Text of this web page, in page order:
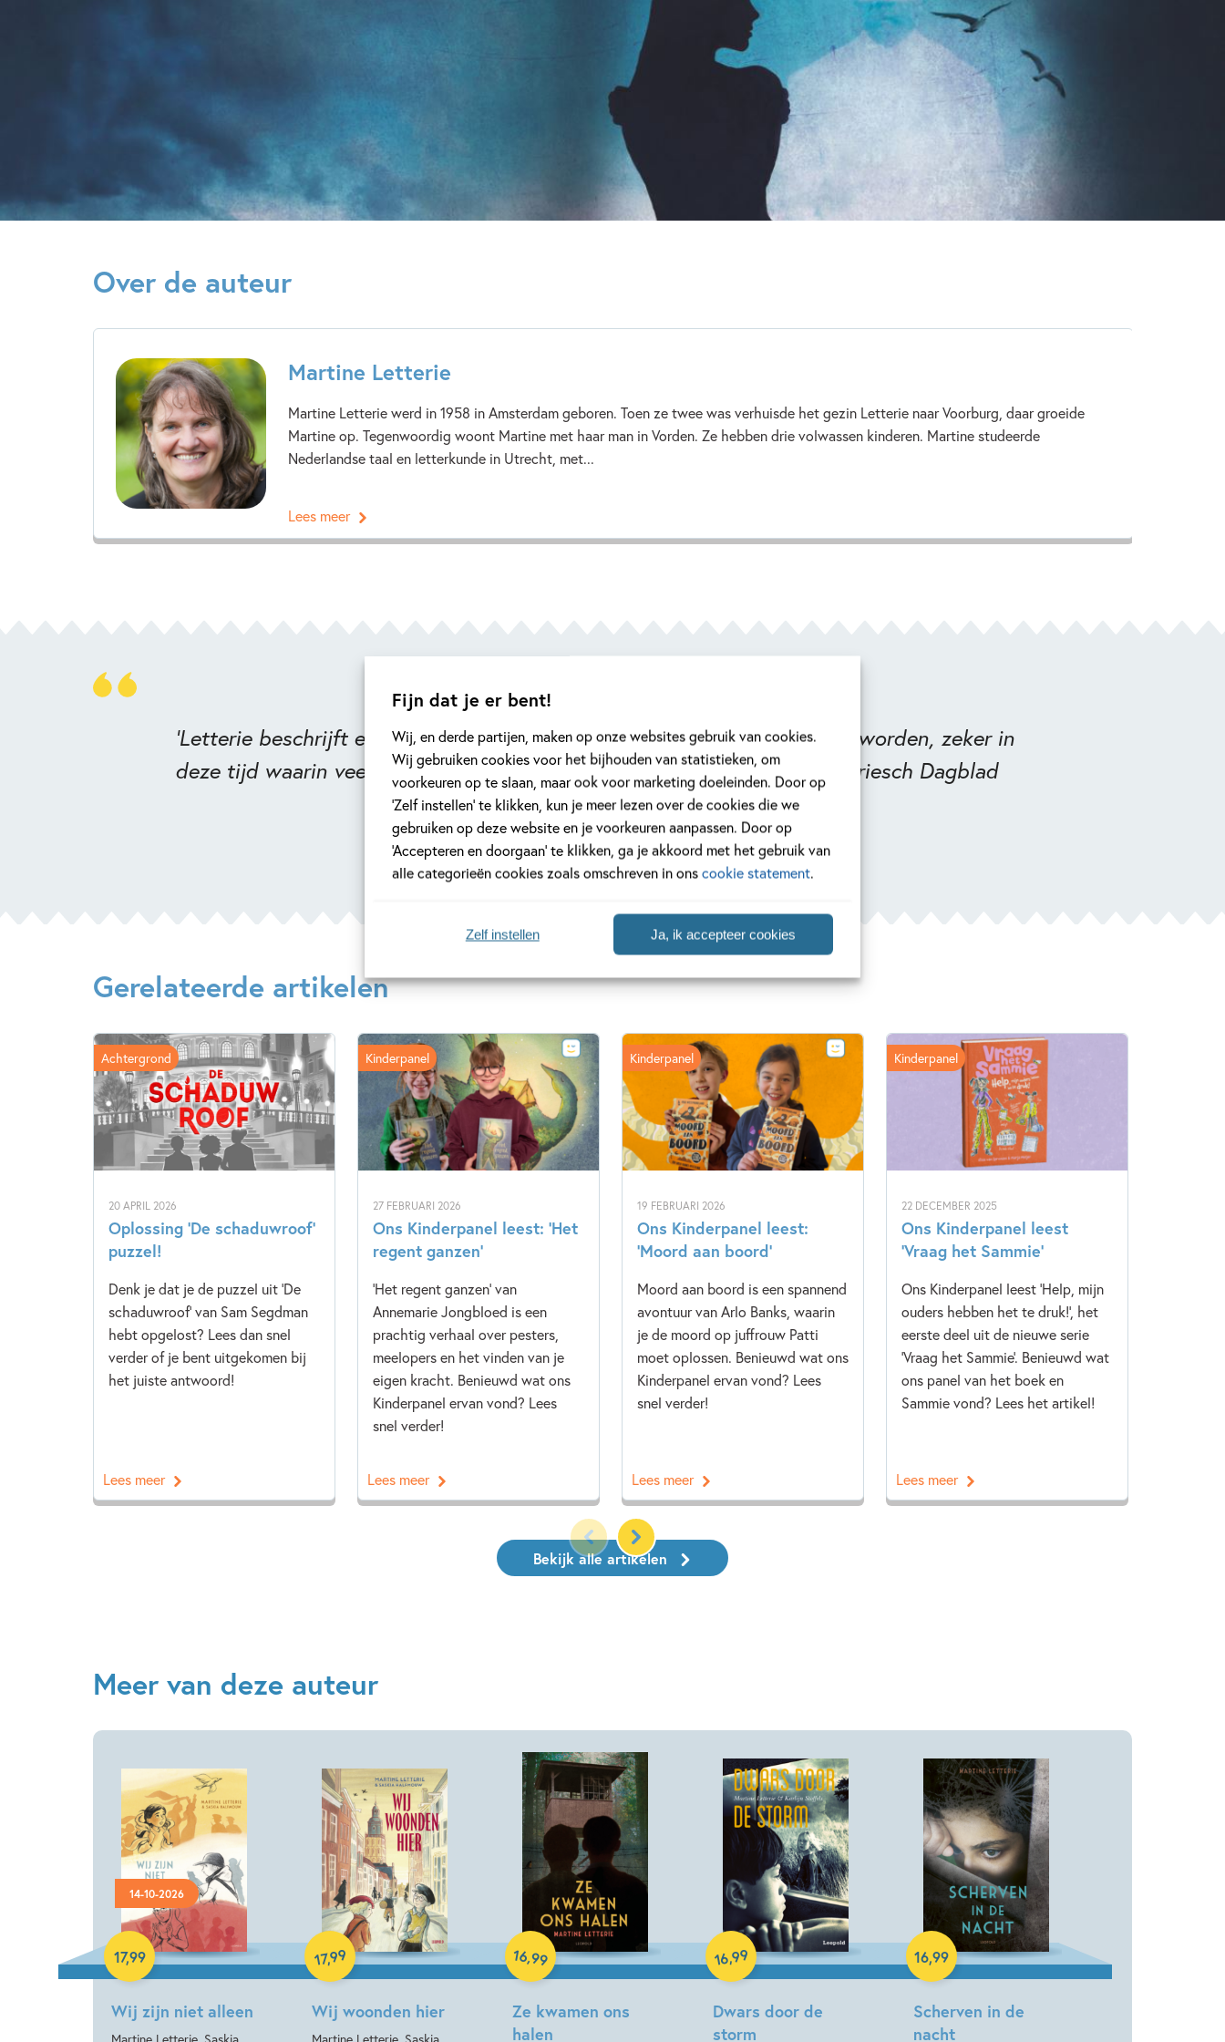
Fijn dat je er bent!
Wij, en derde partijen, maken op onze websites gebruik van cookies.
Wij gebruiken cookies voor het bijhouden van statistieken, om
voorkeuren op te slaan, maar ook voor marketing doeleinden. Door op
‘Zelf instellen’ te klikken, kun je meer lezen over de cookies die we
gebruiken op deze website en je voorkeuren aanpassen. Door op
‘Accepteren en doorgaan’ te klikken, ga je akkoord met het gebruik van
alle categorieën cookies zoals omschreven in onscookie statement.
Ja, ik accepteer cookies
Zelf instellen
Ontwikkeling kind
Realistisch
Zelfvertrouwen & weerbaarheid
Martine Letterie
Over de auteur
Martine Letterie
Martine Letterie werd in 1958 in Amsterdam geboren. Toen ze twee was verhuisde het gezin Letterie naar Voorburg, daar groeide
Martine op. Tegenwoordig woont Martine met haar man in Vorden. Ze hebben drie volwassen kinderen. Martine studeerde
Nederlandse taal en letterkunde in Utrecht, met...
Lees meer
'Letterie beschrijft een onderdeel van de geschiedenis dat verteld moet worden, zeker in
deze tijd waarin veel vluchtelingen naar Nederland komen.' Toin Duijx, Friesch Dagblad
Gerelateerde artikelen
20 APRIL 2026
Oplossing ‘De schaduwroof’
puzzel!
Denk je dat je de puzzel uit 'De
schaduwroof' van Sam Segdman
hebt opgelost? Lees dan snel
verder of je bent uitgekomen bij
het juiste antwoord!
Achtergrond
Lees meer
27 FEBRUARI 2026
Ons Kinderpanel leest: ‘Het
regent ganzen’
'Het regent ganzen' van
Annemarie Jongbloed is een
prachtig verhaal over pesters,
meelopers en het vinden van je
eigen kracht. Benieuwd wat ons
Kinderpanel ervan vond? Lees
snel verder!
Kinderpanel
Lees meer
19 FEBRUARI 2026
Ons Kinderpanel leest:
‘Moord aan boord’
Moord aan boord is een spannend
avontuur van Arlo Banks, waarin
je de moord op juffrouw Patti
moet oplossen. Benieuwd wat ons
Kinderpanel ervan vond? Lees
snel verder!
Kinderpanel
Lees meer
22 DECEMBER 2025
Ons Kinderpanel leest
‘Vraag het Sammie’
Ons Kinderpanel leest 'Help, mijn
ouders hebben het te druk!', het
eerste deel uit de nieuwe serie
'Vraag het Sammie'. Benieuwd wat
ons panel van het boek en
Sammie vond? Lees het artikel!
Kinderpanel
Lees meer
Bekijk alle artikelen
Meer van deze auteur
14-10-2026
Wij zijn niet alleen
17,99
Hardcover
Wij woonden hier
17,99
Hardcover
Ze kwamen ons
halen
16,99
Hardcover
Dwars door de
storm
16,99
Paperback
Scherven in de
nacht
16,99
Paperback